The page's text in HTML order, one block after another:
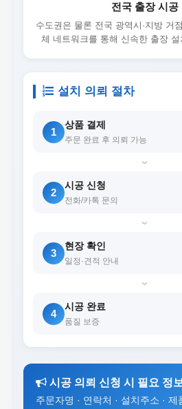
전국 출장 시공
수도권은 물론 전국 광역시·지방 거
체 네트워크를 통해 신속한 출장
설치 의뢰 절차
1
상품 결제
주문 완료 후 의뢰 가능
›
2
시공 신청
전화/카톡 문의
›
3
현장 확인
일정·견적 안내
›
4
시공 완료
품질 보증
시공 의뢰 신청 시 필요 정
주문자명 · 연락처 · 설치주소 · 제